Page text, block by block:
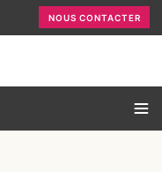
NOUS CONTACTER